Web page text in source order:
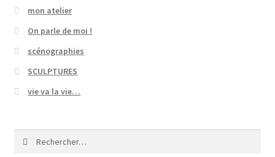
mon atelier
On parle de moi !
scénographies
SCULPTURES
vie va la vie…